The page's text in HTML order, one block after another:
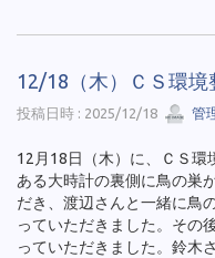
12/18（木）ＣＳ環境
投稿日時 : 2025/12/18 管
12月18日（木）に、ＣＳ環
ある大時計の裏側に鳥の巣
だき、渡辺さんと一緒に鳥
っていただきました。その
っていただきました。鈴木